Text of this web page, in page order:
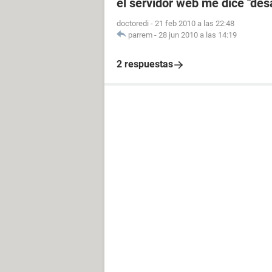
el servidor web me dice
doctoredi - 21 feb 2010 a las 22:48
parrem - 28 jun 2010 a las 14:19
2 respuestas